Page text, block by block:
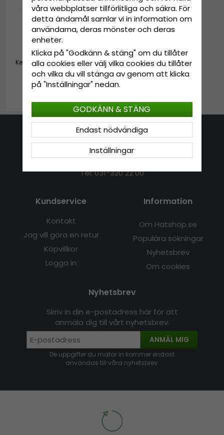
Keps - Capslab DC Comics
Batman (grön/svart)
Kontakta oss
E-mail: info@hatshop.se
Tel: 031-320 22 00
Kundservice
Kontakt
Jag vill göra en retur
Köpvillkor
Logga in
Information
Om Hatshop.se
Populära sökningar
Nyhetsbrev
Om cookies
Nyhetsbrev
Skriv in din e-postadress här för att
anmäla dig till vårt nyhetsbrev.
ANMÄL MIG
De uppgifter du matar in kommer endast
användas till våra nyhetsbrev.
våra webbplatser tillförlitliga och säkra. För
detta ändamål samlar vi in information om
användarna, deras mönster och deras
enheter.
Klicka på "Godkänn & stäng" om du tillåter
alla cookies eller välj vilka cookies du tillåter
och vilka du vill stänga av genom att klicka
på "Inställningar" nedan.
Inställningar
Endast nödvändiga
GODKÄNN & STÄNG